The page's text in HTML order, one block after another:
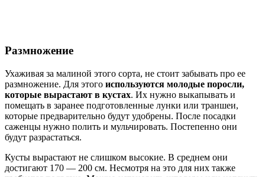
Размножение
Ухаживая за малиной этого сорта, не стоит забывать про ее
размножение. Для этого используются молодые поросли,
которые вырастают в кустах. Их нужно выкапывать и
помещать в заранее подготовленные лунки или траншеи,
которые предварительно будут удобрены. После посадки
саженцы нужно полить и мульчировать. Постепенно они
будут разрастаться.
Кусты вырастают не слишком высокие. В среднем они
достигают 170 — 200 см. Несмотря на это для них также